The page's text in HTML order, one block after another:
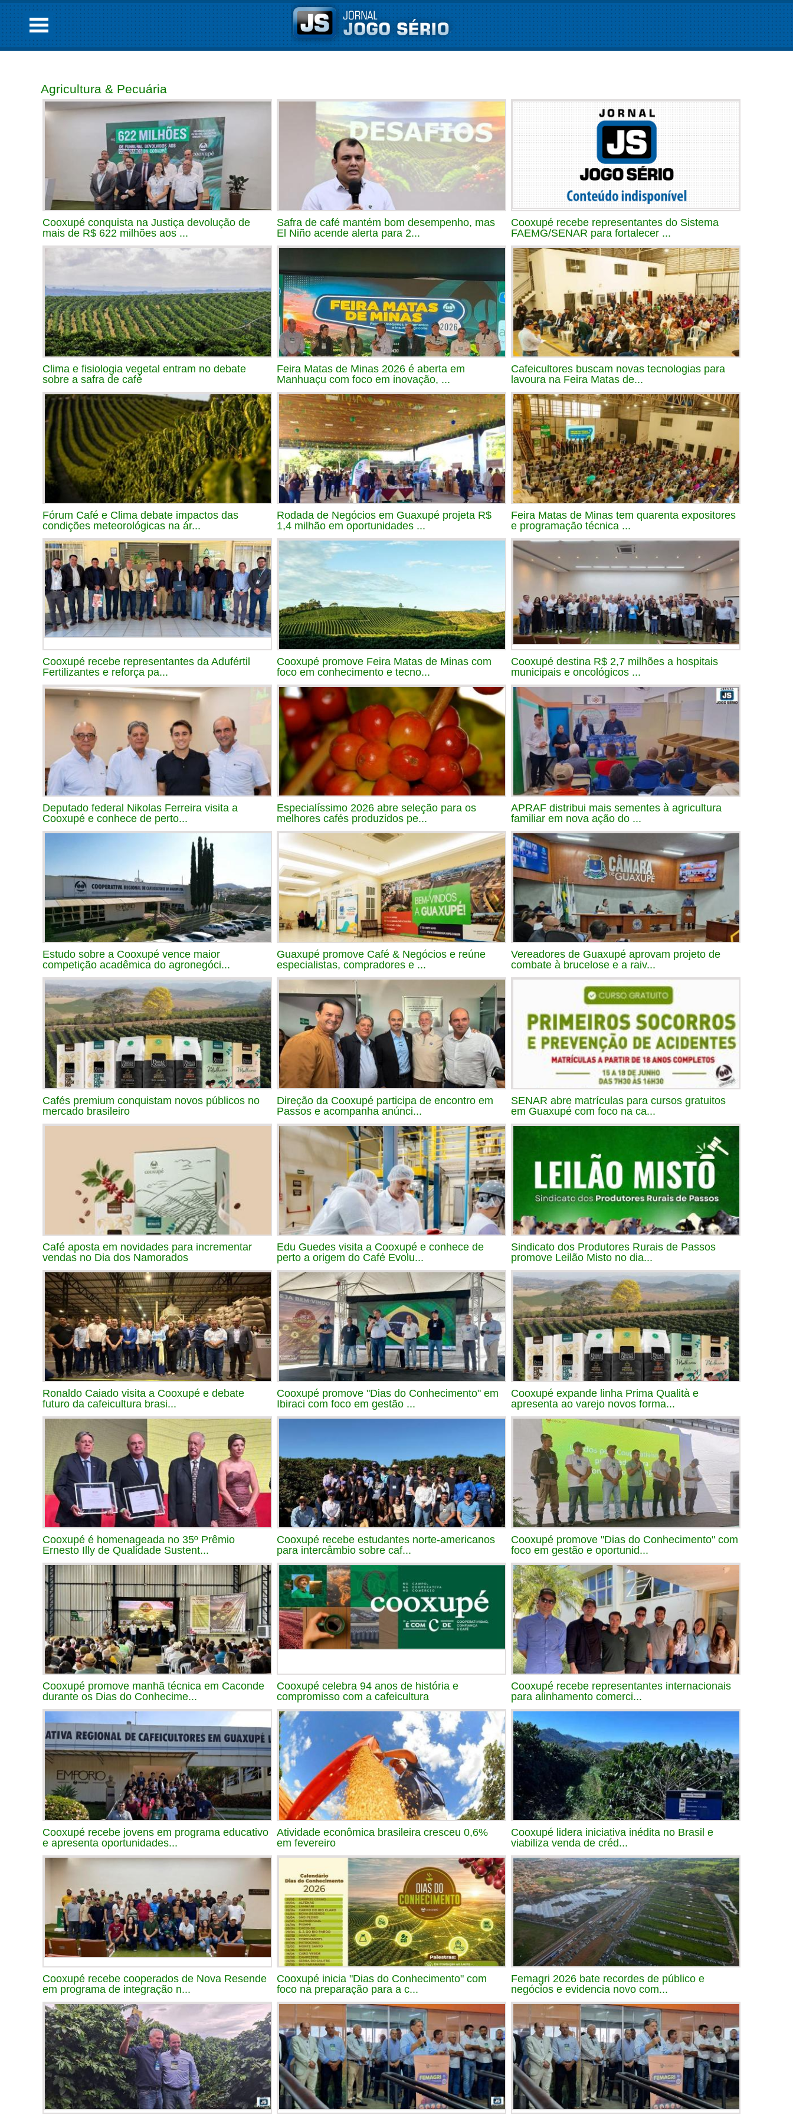
Agricultura & Pecuária
Cooxupé conquista na Justiça devolução de
mais de R$ 622 milhões aos ...
Safra de café mantém bom desempenho, mas
El Niño acende alerta para 2...
Cooxupé recebe representantes do Sistema
FAEMG/SENAR para fortalecer ...
Clima e fisiologia vegetal entram no debate
sobre a safra de café
Feira Matas de Minas 2026 é aberta em
Manhuaçu com foco em inovação, ...
Cafeicultores buscam novas tecnologias para
lavoura na Feira Matas de...
Fórum Café e Clima debate impactos das
condições meteorológicas na ár...
Rodada de Negócios em Guaxupé projeta R$
1,4 milhão em oportunidades ...
Feira Matas de Minas tem quarenta expositores
e programação técnica ...
Cooxupé recebe representantes da Adufértil
Fertilizantes e reforça pa...
Cooxupé promove Feira Matas de Minas com
foco em conhecimento e tecno...
Cooxupé destina R$ 2,7 milhões a hospitais
municipais e oncológicos ...
Deputado federal Nikolas Ferreira visita a
Cooxupé e conhece de perto...
Especialíssimo 2026 abre seleção para os
melhores cafés produzidos pe...
APRAF distribui mais sementes à agricultura
familiar em nova ação do ...
Estudo sobre a Cooxupé vence maior
competição acadêmica do agronegóci...
Guaxupé promove Café & Negócios e reúne
especialistas, compradores e ...
Vereadores de Guaxupé aprovam projeto de
combate à brucelose e a raiv...
Cafés premium conquistam novos públicos no
mercado brasileiro
Direção da Cooxupé participa de encontro em
Passos e acompanha anúnci...
SENAR abre matrículas para cursos gratuitos
em Guaxupé com foco na ca...
Café aposta em novidades para incrementar
vendas no Dia dos Namorados
Edu Guedes visita a Cooxupé e conhece de
perto a origem do Café Evolu...
Sindicato dos Produtores Rurais de Passos
promove Leilão Misto no dia...
Ronaldo Caiado visita a Cooxupé e debate
futuro da cafeicultura brasi...
Cooxupé promove "Dias do Conhecimento" em
Ibiraci com foco em gestão ...
Cooxupé expande linha Prima Qualità e
apresenta ao varejo novos forma...
Cooxupé é homenageada no 35º Prêmio
Ernesto Illy de Qualidade Sustent...
Cooxupé recebe estudantes norte-americanos
para intercâmbio sobre caf...
Cooxupé promove "Dias do Conhecimento" com
foco em gestão e oportunid...
Cooxupé promove manhã técnica em Caconde
durante os Dias do Conhecime...
Cooxupé celebra 94 anos de história e
compromisso com a cafeicultura
Cooxupé recebe representantes internacionais
para alinhamento comerci...
Cooxupé recebe jovens em programa educativo
e apresenta oportunidades...
Atividade econômica brasileira cresceu 0,6%
em fevereiro
Cooxupé lidera iniciativa inédita no Brasil e
viabiliza venda de créd...
Cooxupé recebe cooperados de Nova Resende
em programa de integração n...
Cooxupé inicia "Dias do Conhecimento" com
foco na preparação para a c...
Femagri 2026 bate recordes de público e
negócios e evidencia novo com...